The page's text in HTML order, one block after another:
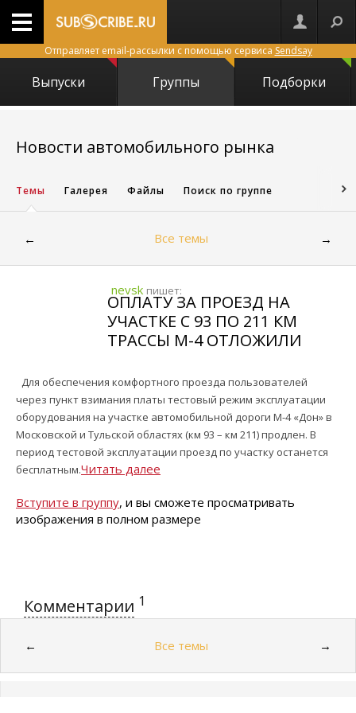
Отправляет email-рассылки с помощью сервиса Sendsay
Выпуски Группы Подборки
Новости автомобильного рынка
Темы Галерея Файлы Поиск по группе
← Все темы →
nevsk пишет:
ОПЛАТУ ЗА ПРОЕЗД НА
УЧАСТКЕ С 93 ПО 211 КМ
ТРАССЫ М-4 ОТЛОЖИЛИ
Для обеспечения комфортного проезда пользователей
через пункт взимания платы тестовый режим эксплуатации
оборудования на участке автомобильной дороги М-4 «Дон» в
Московской и Тульской областях (км 93 – км 211) продлен. В
период тестовой эксплуатации проезд по участку останется
бесплатным.Читать далее
Вступите в группу, и вы сможете просматривать
изображения в полном размере
Комментарии 1
← Все темы →